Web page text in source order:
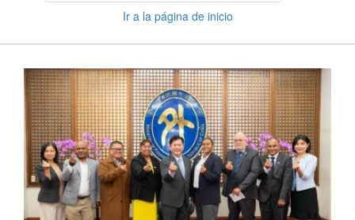
Ir a la página de inicio